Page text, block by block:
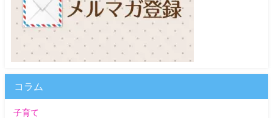
コラム
子育て